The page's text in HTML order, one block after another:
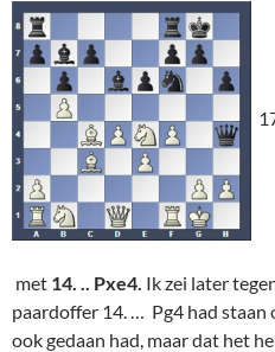
met 14. .. Pxe4. Ik zei later
paardoffer 14. … Pg4 had staan
ook gedaan had, maar dat het